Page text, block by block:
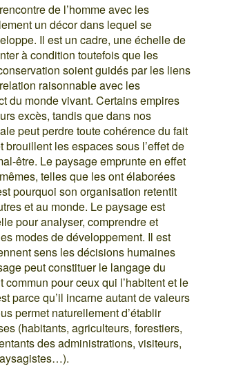
de l’homme avec les
un décor dans lequel se
Il est un cadre, une échelle de
à condition toutefois que les
soient guidés par les liens
raisonnable avec les
du monde vivant. Certains empires
excès, tandis que dans nos
peut perdre toute cohérence du fait
les espaces sous l’effet de
être. Le paysage emprunte en effet
telles que les ont élaborées
pourquoi son organisation retentit
et au monde. Le paysage est
pour analyser, comprendre et
modes de développement. Il est
sens les décisions humaines
peut constituer le langage du
pour ceux qui l’habitent et le
parce qu’il incarne autant de valeurs
permet naturellement d’établir
(habitants, agriculteurs, forestiers,
des administrations, visiteurs,